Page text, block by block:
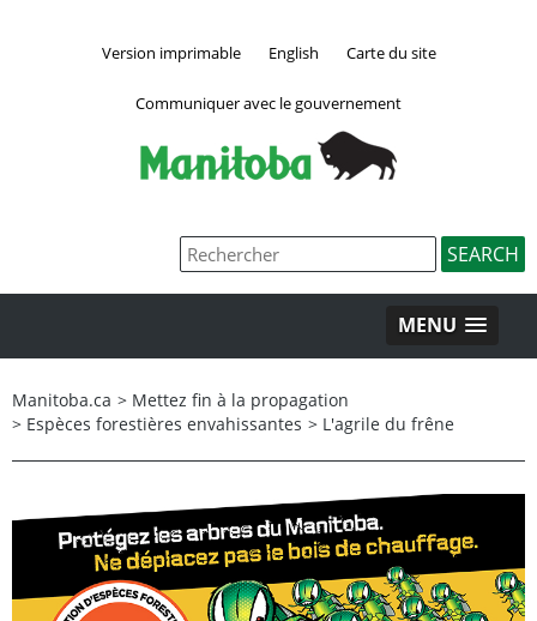
Version imprimable English Carte du site
Communiquer avec le gouvernement
MENU
Manitoba.ca > Mettez fin à la propagation
> Espèces forestières envahissantes > L'agrile du frêne